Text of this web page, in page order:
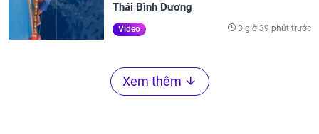
Thái Bình Dương
Video 3 giờ 39 phút trước
Xem thêm